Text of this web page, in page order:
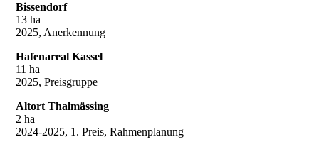
Bissendorf
13 ha
2025, Anerkennung
Hafenareal Kassel
11 ha
2025, Preisgruppe
Altort Thalmässing
2 ha
2024-2025, 1. Preis, Rahmenplanung